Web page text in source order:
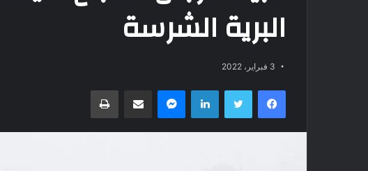
البرية الشرسة
3 فبراير، 2022
فيسبوك تويتر لينكدإن ماسنجر مشاركة عبر البريد طباعة